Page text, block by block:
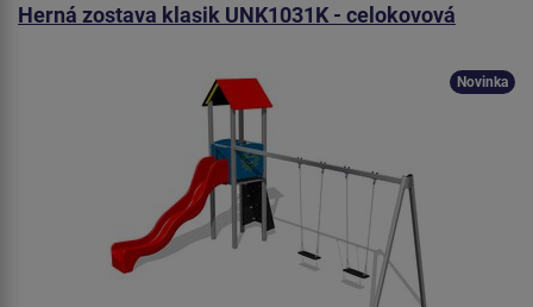
Herná zostava klasik UNK1031K - celokovová
Novinka